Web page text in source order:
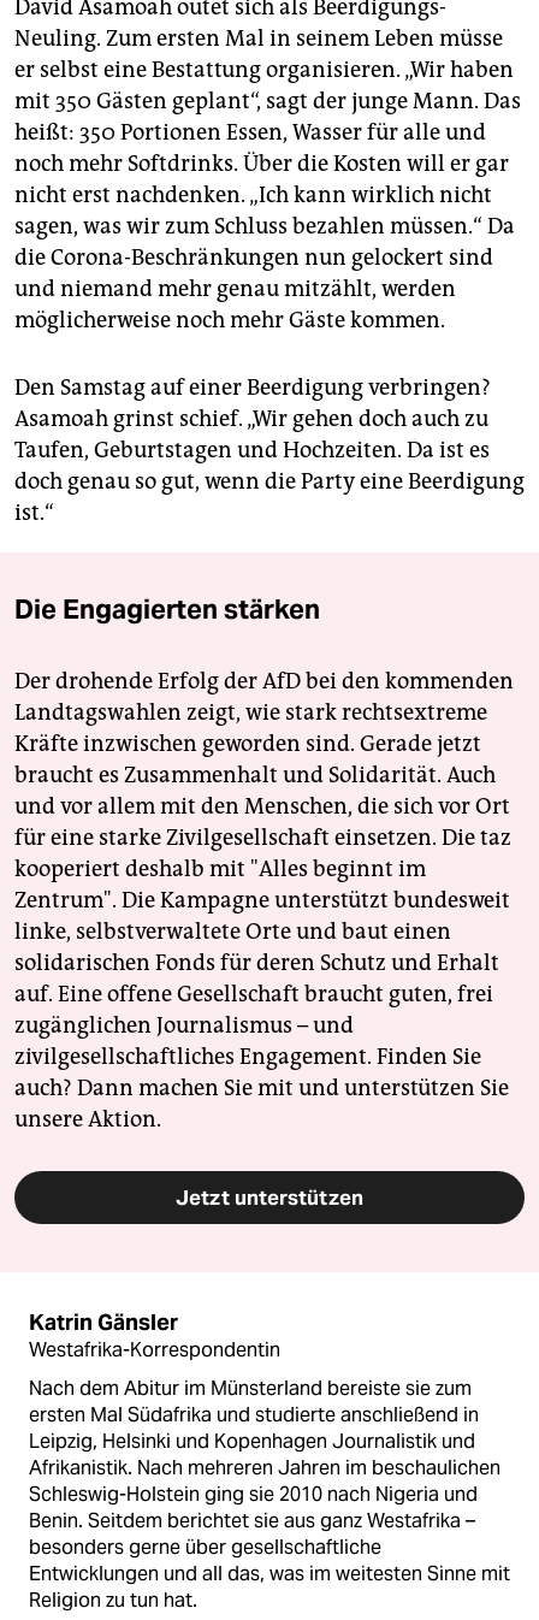
David Asamoah outet sich als Beerdigungs-
Neuling. Zum ersten Mal in seinem Leben müsse
er selbst eine Bestattung organisieren. „Wir haben
mit 350 Gästen geplant“, sagt der junge Mann. Das
heißt: 350 Portionen Essen, Wasser für alle und
noch mehr Softdrinks. Über die Kosten will er gar
nicht erst nachdenken. „Ich kann wirklich nicht
sagen, was wir zum Schluss bezahlen müssen.“ Da
die Corona-Beschränkungen nun gelockert sind
und niemand mehr genau mitzählt, werden
möglicherweise noch mehr Gäste kommen.
Den Samstag auf einer Beerdigung verbringen?
Asamoah grinst schief. „Wir gehen doch auch zu
Taufen, Geburtstagen und Hochzeiten. Da ist es
doch genau so gut, wenn die Party eine Beerdigung
ist.“
Die Engagierten stärken
Der drohende Erfolg der AfD bei den kommenden
Landtagswahlen zeigt, wie stark rechtsextreme
Kräfte inzwischen geworden sind. Gerade jetzt
braucht es Zusammenhalt und Solidarität. Auch
und vor allem mit den Menschen, die sich vor Ort
für eine starke Zivilgesellschaft einsetzen. Die taz
kooperiert deshalb mit "Alles beginnt im
Zentrum". Die Kampagne unterstützt bundesweit
linke, selbstverwaltete Orte und baut einen
solidarischen Fonds für deren Schutz und Erhalt
auf. Eine offene Gesellschaft braucht guten, frei
zugänglichen Journalismus – und
zivilgesellschaftliches Engagement. Finden Sie
auch? Dann machen Sie mit und unterstützen Sie
unsere Aktion.
Jetzt unterstützen
Katrin Gänsler
Westafrika-Korrespondentin
Nach dem Abitur im Münsterland bereiste sie zum
ersten Mal Südafrika und studierte anschließend in
Leipzig, Helsinki und Kopenhagen Journalistik und
Afrikanistik. Nach mehreren Jahren im beschaulichen
Schleswig-Holstein ging sie 2010 nach Nigeria und
Benin. Seitdem berichtet sie aus ganz Westafrika –
besonders gerne über gesellschaftliche
Entwicklungen und all das, was im weitesten Sinne mit
Religion zu tun hat.